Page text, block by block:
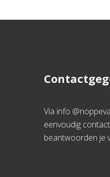
Via info
eenvoudig
beantwoorden je